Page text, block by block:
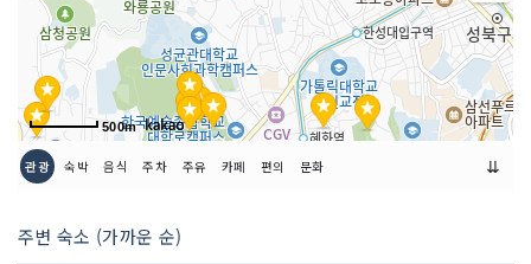
500m
관광 숙박 음식 주차 주유 카페 편의 문화 ⇊
주변 숙소 (가까운 순)